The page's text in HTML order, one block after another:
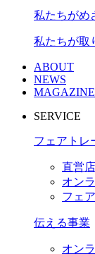
私たちがめ
私たちが取
ABOUT
NEWS
MAGAZINE
SERVICE
フェアトレ
直営店
オン
フェ
伝える事業
オン